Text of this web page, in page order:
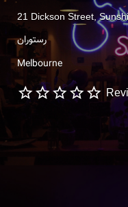
21 Dickson Street,
رستوران
Melbourne